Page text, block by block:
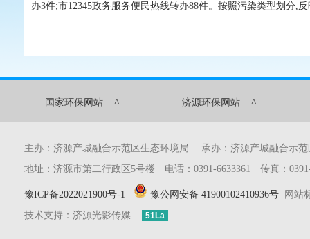
办3件;市12345政务服务便民热线转办88件。按照污染类型划分,
国家环保网站 ^ 济源环保网站 ^
主办：济源产城融合示范区生态环境局 承办：济源产城融合
地址：济源市第二行政区5号楼 电话：0391-6633361 传真：
豫ICP备2022021900号-1 豫公网安备 41900102410936号 网站
技术支持：济源光影传媒
51La